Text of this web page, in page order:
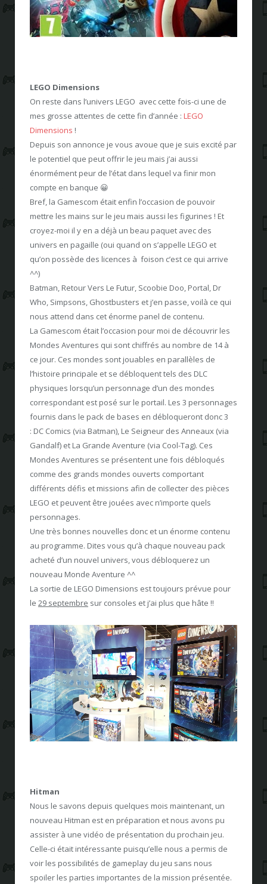
LEGO Dimensions
On reste dans l’univers LEGO avec cette fois-ci une de
mes grosse attentes de cette fin d’année : LEGO
Dimensions !
Depuis son annonce je vous avoue que je suis excité par
le potentiel que peut offrir le jeu mais j’ai aussi
énormément peur de l’état dans lequel va finir mon
compte en banque 😀
Bref, la Gamescom était enfin l’occasion de pouvoir
mettre les mains sur le jeu mais aussi les figurines ! Et
croyez-moi il y en a déjà un beau paquet avec des
univers en pagaille (oui quand on s’appelle LEGO et
qu’on possède des licences à foison c’est ce qui arrive
^^)
Batman, Retour Vers Le Futur, Scoobie Doo, Portal, Dr
Who, Simpsons, Ghostbusters et j’en passe, voilà ce qui
nous attend dans cet énorme panel de contenu.
La Gamescom était l’occasion pour moi de découvrir les
Mondes Aventures qui sont chiffrés au nombre de 14 à
ce jour. Ces mondes sont jouables en parallèles de
l’histoire principale et se débloquent tels des DLC
physiques lorsqu’un personnage d’un des mondes
correspondant est posé sur le portail. Les 3 personnages
fournis dans le pack de bases en débloqueront donc 3
: DC Comics (via Batman), Le Seigneur des Anneaux (via
Gandalf) et La Grande Aventure (via Cool-Tag). Ces
Mondes Aventures se présentent une fois débloqués
comme des grands mondes ouverts comportant
différents défis et missions afin de collecter des pièces
LEGO et peuvent être jouées avec n’importe quels
personnages.
Une très bonnes nouvelles donc et un énorme contenu
au programme. Dites vous qu’à chaque nouveau pack
acheté d’un nouvel univers, vous débloquerez un
nouveau Monde Aventure ^^
La sortie de LEGO Dimensions est toujours prévue pour
le 29 septembre sur consoles et j’ai plus que hâte !!
Hitman
Nous le savons depuis quelques mois maintenant, un
nouveau Hitman est en préparation et nous avons pu
assister à une vidéo de présentation du prochain jeu.
Celle-ci était intéressante puisqu’elle nous a permis de
voir les possibilités de gameplay du jeu sans nous
spoiler les parties importantes de la mission présentée.